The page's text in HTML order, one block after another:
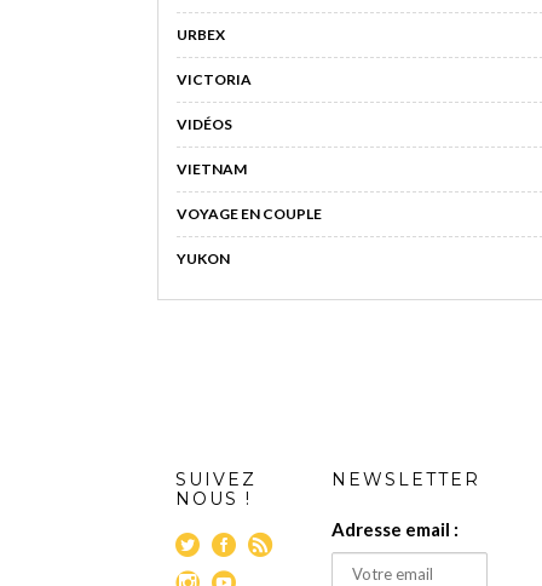
URBEX
VICTORIA
VIDÉOS
VIETNAM
VOYAGE EN COUPLE
YUKON
SUIVEZ
NOUS !
NEWSLETTER
Adresse email :